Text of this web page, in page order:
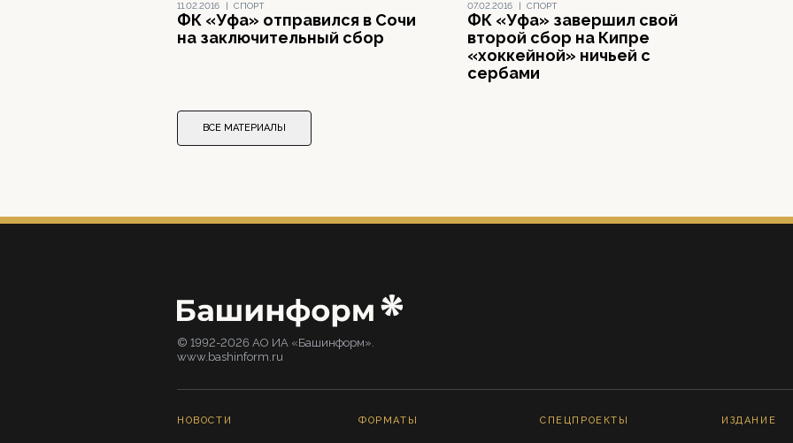
11.02.2016 | СПОРТ
ФК «Уфа» отправился в Сочи
на заключительный сбор
07.02.2016 | СПОРТ
ФК «Уфа» завершил свой
второй сбор на Кипре
«хоккейной» ничьей с
сербами
ВСЕ МАТЕРИАЛЫ
© 1992-2026 АО ИА «Башинформ».
www.bashinform.ru
НОВОСТИ ФОРМАТЫ СПЕЦПРОЕКТЫ ИЗДАНИЕ